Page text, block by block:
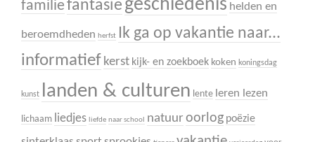
familiefantasie geschiedenis helden en
beroemdheden herfst Ik ga op vakantie naar...
informatief kerst kijk- en zoekboek koken koningsdag
kunst landen & culturen lente leren lezen
lichaam liedjes liefde naar school natuur oorlog poëzie